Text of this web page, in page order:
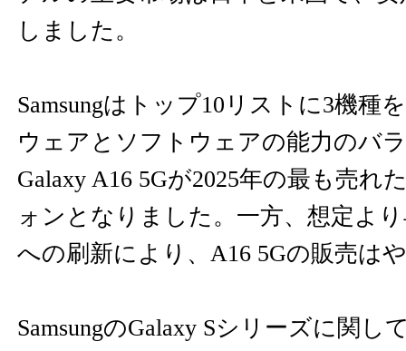
しました。
Samsungはトップ10リストに3機種
ウェアとソフトウェアの能力のバ
Galaxy A16 5Gが2025年の最も売れ
ォンとなりました。一方、想定より
への刷新により、A16 5Gの販売は
SamsungのGalaxy Sシリーズに関し